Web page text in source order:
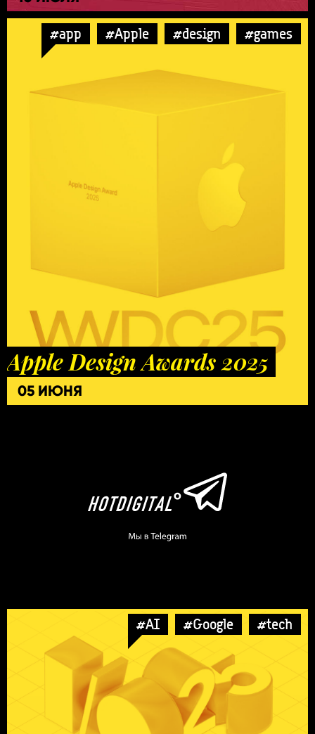
#app #Apple #design #games
Apple Design Awards 2025
05 ИЮНЯ
#AI #Google #tech